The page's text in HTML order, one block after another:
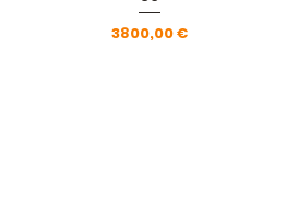
Prezzo
3800,00 €